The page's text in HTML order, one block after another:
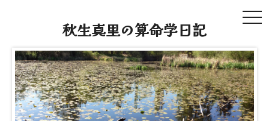
秋生真里の算命学日記